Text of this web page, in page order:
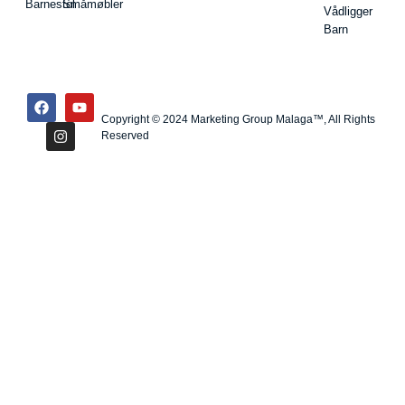
BarnestolSmåmøbler
Vådligger
Barn
Copyright © 2024 Marketing Group Malaga™, All Rights
Reserved